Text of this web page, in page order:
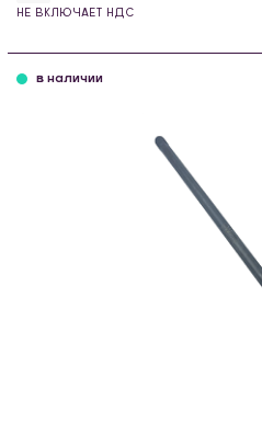
НЕ ВКЛЮЧАЕТ НДС
в наличии